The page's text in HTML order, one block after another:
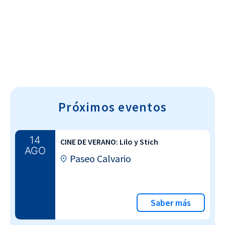
Próximos eventos
14
AGO
CINE DE VERANO: Lilo y Stich
Paseo Calvario
Saber más